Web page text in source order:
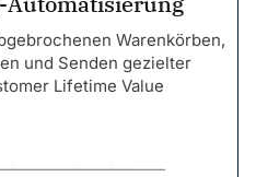
Warenkörben,
und Senden gezielter
Lifetime Value